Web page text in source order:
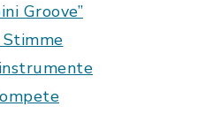
Groove”